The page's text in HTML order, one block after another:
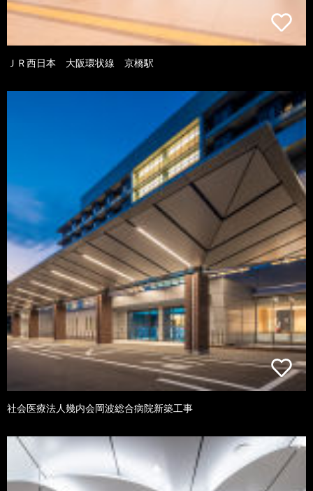
ＪＲ西日本 大阪環状線 京橋駅
社会医療法人幾内会岡波総合病院新築工事